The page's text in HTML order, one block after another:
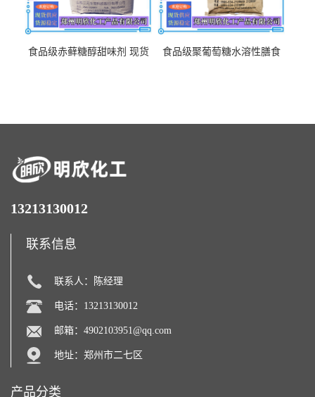
食品级赤藓糖醇甜味剂 现货
食品级聚葡萄糖水溶性膳食
13213130012
联系信息
联系人：陈经理
电话：13213130012
邮箱： 4902103951@qq.com
地址：郑州市二七区
产品分类